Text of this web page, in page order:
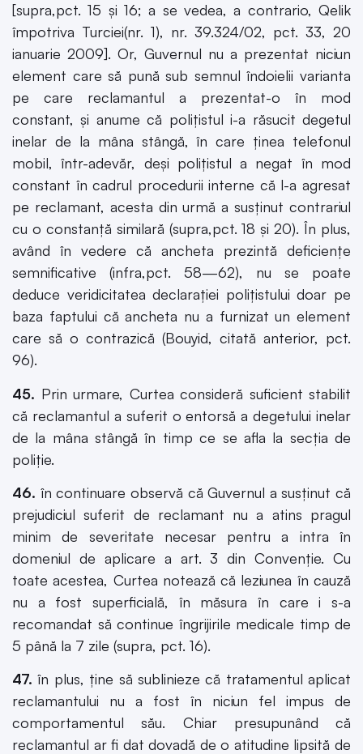
[supra,pct. 15 şi 16; a se vedea, a contrario, Qelik
împotriva Turciei(nr. 1), nr. 39.324/02, pct. 33, 20
ianuarie 2009]. Or, Guvernul nu a prezentat niciun
element care să pună sub semnul îndoielii varianta
pe care reclamantul a prezentat-o în mod
constant, şi anume că poliţistul i-a răsucit degetul
inelar de la mâna stângă, în care ţinea telefonul
mobil, într-adevăr, deşi poliţistul a negat în mod
constant în cadrul procedurii interne că l-a agresat
pe reclamant, acesta din urmă a susţinut contrariul
cu o constanţă similară (supra,pct. 18 şi 20). În plus,
având în vedere că ancheta prezintă deficienţe
semnificative (infra,pct. 58—62), nu se poate
deduce veridicitatea declaraţiei poliţistului doar pe
baza faptului că ancheta nu a furnizat un element
care să o contrazică (Bouyid, citată anterior, pct.
96).
45. Prin urmare, Curtea consideră suficient stabilit
că reclamantul a suferit o entorsă a degetului inelar
de la mâna stângă în timp ce se afla la secţia de
poliţie.
46. în continuare observă că Guvernul a susţinut că
prejudiciul suferit de reclamant nu a atins pragul
minim de severitate necesar pentru a intra în
domeniul de aplicare a art. 3 din Convenţie. Cu
toate acestea, Curtea notează că leziunea în cauză
nu a fost superficială, în măsura în care i s-a
recomandat să continue îngrijirile medicale timp de
5 până la 7 zile (supra, pct. 16).
47. în plus, ţine să sublinieze că tratamentul aplicat
reclamantului nu a fost în niciun fel impus de
comportamentul său. Chiar presupunând că
reclamantul ar fi dat dovadă de o atitudine lipsită de